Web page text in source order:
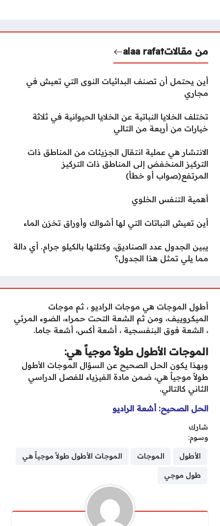
من مقالاتalaa rafat
أين يحتمل أن تصنف البدائيات النوى التي تعيش في
مجاري
تختلف الخلايا النباتية عن الخلايا الحيوانية في ثلاثة
خيارات من أربعة من التالي
الانتشار هي عملية انتقال الجزيئات من المناطق ذات
التركيز المنخفض إلى المناطق ذات التركيز
المرتفع(صواب أو خطأ)
أهمية التنفس الخلوي
أين تعيش النباتات التي لها أشواك وأوراق تخزن الماء
يبين الجدول عدد الصناديق، وكتلتها بالكيلو جرام. أي دالة
مما يلي تمثل هذا الجدول؟
أطول الموجات هي موجات الراديو ، ثم موجات
الميكروييف، ومن ثم الشعة التحت حمراء، الضوء المرئي
، الشعة فوق البنفسجية ، أشعة أكس، أشعة جاما.
الموجات الأطول طولاً موجياً هي:
وبهذا يكون الحل الصحيح عن السؤال الموجات الأطول
طولاً موجياً هي، ضمن مادة الفيزياء للفصل الدراسي
الثاني كالتالي.
الحل الصحيح: أشعة الراديو
شارك
وسوم:
الأطول الموجات الموجات الأطول طولاً موجياً هي
طول موجي